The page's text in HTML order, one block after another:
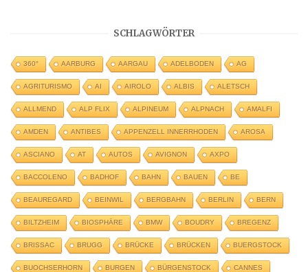
SCHLAGWÖRTER
360° AARBURG AARGAU ADELBODEN AG
AGRITURISMO AI AIROLO ALBIS ALETSCH
ALLMEND ALP FLIX ALPINEUM ALPNACH AMALFI
AMDEN ANTIBES APPENZELL INNERRHODEN AROSA
ASCIANO AT AUTOS AVIGNON AXPO
BACCOLENO BADHOF BAHN BAUEN BE
BEAUREGARD BEINWIL BERGBAHN BERLIN BERN
BILTZHEIM BIOSPHÄRE BMW BOUDRY BREGENZ
BRISSAC BRUGG BRÜCKE BRÜCKEN BUERGSTOCK
BUOCHSERHORN BURGEN BÜRGENSTOCK CANNES